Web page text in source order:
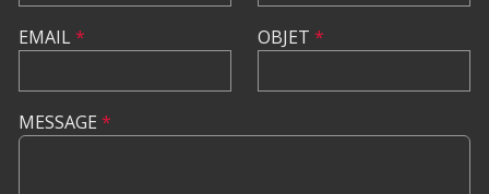
EMAIL* OBJET *
MESSAGE *